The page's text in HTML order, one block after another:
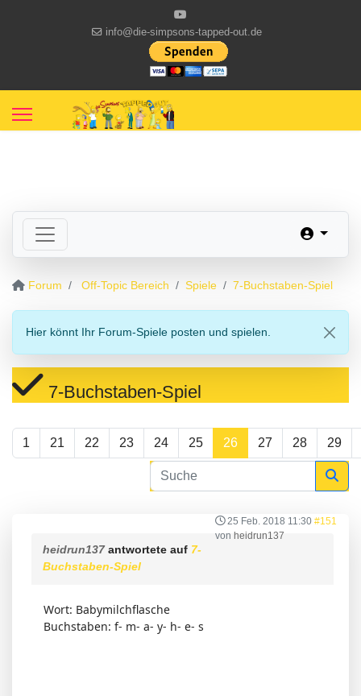
info@die-simpsons-tapped-out.de
Forum Off-Topic Bereich Spiele 7-Buchstaben-Spiel
Hier könnt Ihr Forum-Spiele posten und spielen.
7-Buchstaben-Spiel
1 21 22 23 24 25 26 27 28 29
25 Feb. 2018 11:30 #151
von heidrun137
heidrun137antwortete auf 7-
Buchstaben-Spiel
Wort: Babymilchflasche
Buchstaben: f- m- a- y- h- e- s